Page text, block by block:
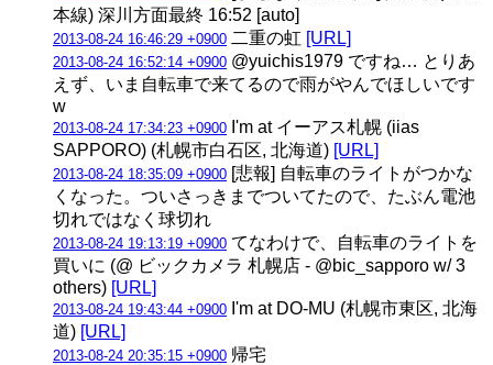
本線) 深川方面最終 16:52 [auto]
2013-08-24 16:46:29 +0900 二重の虹 [URL]
2013-08-24 16:52:14 +0900 @yuichis1979 ですね… とりあ
えず、いま自転車で来てるので雨がやんでほしいです
w
2013-08-24 17:34:23 +0900 I'm at イーアス札幌 (iias
SAPPORO) (札幌市白石区, 北海道) [URL]
2013-08-24 18:35:09 +0900 [悲報] 自転車のライトがつかな
くなった。ついさっきまでついてたので、たぶん電池
切れではなく球切れ
2013-08-24 19:13:19 +0900 てなわけで、自転車のライトを
買いに (@ ビックカメラ 札幌店 - @bic_sapporo w/ 3
others) [URL]
2013-08-24 19:43:44 +0900 I'm at DO-MU (札幌市東区, 北海
道) [URL]
2013-08-24 20:35:15 +0900 帰宅